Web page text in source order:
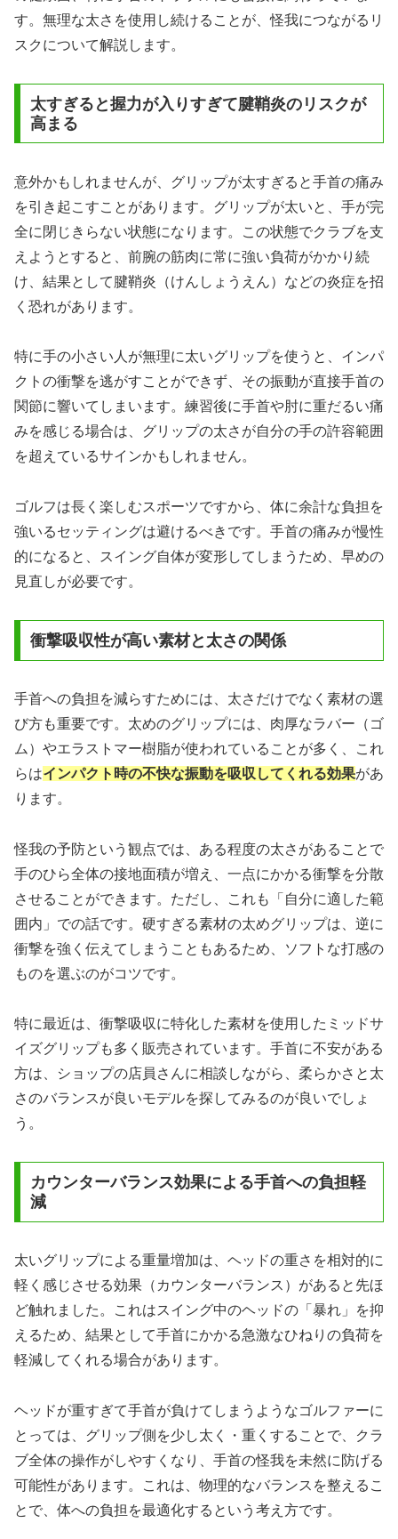
す。無理な太さを使用し続けることが、怪我につながるリ
スクについて解説します。
太すぎると握力が入りすぎて腱鞘炎のリスクが
高まる
意外かもしれませんが、グリップが太すぎると手首の痛み
を引き起こすことがあります。グリップが太いと、手が完
全に閉じきらない状態になります。この状態でクラブを支
えようとすると、前腕の筋肉に常に強い負荷がかかり続
け、結果として腱鞘炎（けんしょうえん）などの炎症を招
く恐れがあります。
特に手の小さい人が無理に太いグリップを使うと、インパ
クトの衝撃を逃がすことができず、その振動が直接手首の
関節に響いてしまいます。練習後に手首や肘に重だるい痛
みを感じる場合は、グリップの太さが自分の手の許容範囲
を超えているサインかもしれません。
ゴルフは長く楽しむスポーツですから、体に余計な負担を
強いるセッティングは避けるべきです。手首の痛みが慢性
的になると、スイング自体が変形してしまうため、早めの
見直しが必要です。
衝撃吸収性が高い素材と太さの関係
手首への負担を減らすためには、太さだけでなく素材の選
び方も重要です。太めのグリップには、肉厚なラバー（ゴ
ム）やエラストマー樹脂が使われていることが多く、これ
らはインパクト時の不快な振動を吸収してくれる効果があ
ります。
怪我の予防という観点では、ある程度の太さがあることで
手のひら全体の接地面積が増え、一点にかかる衝撃を分散
させることができます。ただし、これも「自分に適した範
囲内」での話です。硬すぎる素材の太めグリップは、逆に
衝撃を強く伝えてしまうこともあるため、ソフトな打感の
ものを選ぶのがコツです。
特に最近は、衝撃吸収に特化した素材を使用したミッドサ
イズグリップも多く販売されています。手首に不安がある
方は、ショップの店員さんに相談しながら、柔らかさと太
さのバランスが良いモデルを探してみるのが良いでしょ
う。
カウンターバランス効果による手首への負担軽
減
太いグリップによる重量増加は、ヘッドの重さを相対的に
軽く感じさせる効果（カウンターバランス）があると先ほ
ど触れました。これはスイング中のヘッドの「暴れ」を抑
えるため、結果として手首にかかる急激なひねりの負荷を
軽減してくれる場合があります。
ヘッドが重すぎて手首が負けてしまうようなゴルファーに
とっては、グリップ側を少し太く・重くすることで、クラ
ブ全体の操作がしやすくなり、手首の怪我を未然に防げる
可能性があります。これは、物理的なバランスを整えるこ
とで、体への負担を最適化するという考え方です。